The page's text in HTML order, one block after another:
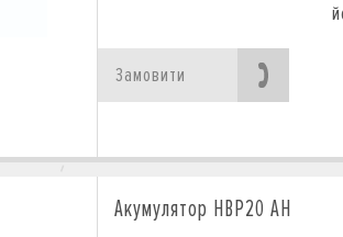
Замовити
Акумулятор HBP20 AH